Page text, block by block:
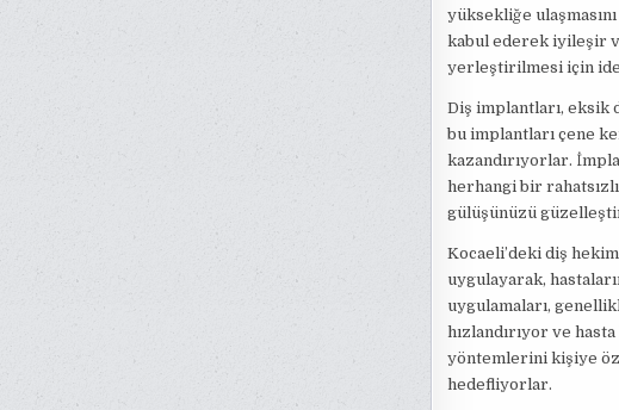
yüksekliğe
kabul ederek iyileşir
yerleştirilmesi için
Diş implantları, eksik
bu implantları çene
kazandırıyorlar.
herhangi bir
gülüşünüzü
Kocaeli’deki diş
uygulayarak,
uygulamaları,
hızlandırıyor ve
yöntemlerini kişiye
hedefliyorlar.